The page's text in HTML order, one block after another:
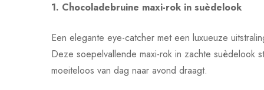
1. Chocoladebruine maxi-rok in suèdelook
Een elegante eye-catcher met een luxueuze
Deze soepelvallende maxi-rok in zachte suèdelook
moeiteloos van dag naar avond draagt.